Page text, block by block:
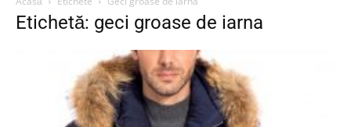
Etichetă: geci groase de iarna